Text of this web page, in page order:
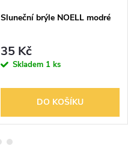
Sluneční brýle NOELL modré
35 Kč
Skladem 1 ks
DO KOŠÍKU